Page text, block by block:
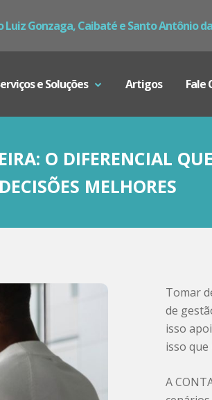
Luiz Gonzaga, Caibaté e Santo Antônio
e Soluções Artigos Fale
O DIFERENCIAL
DECISÕES MELHORES
Tomar
de
isso
isso
A